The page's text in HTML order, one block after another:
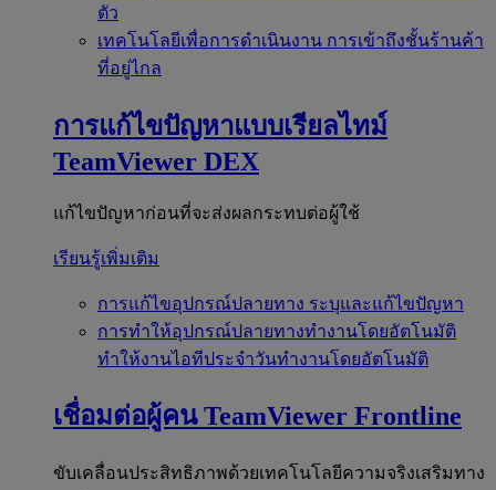
ตัว
เทคโนโลยีเพื่อการดำเนินงาน การเข้าถึงชั้นร้านค้า
ที่อยู่ไกล
การแก้ไขปัญหาแบบเรียลไทม์
TeamViewer DEX
แก้ไขปัญหาก่อนที่จะส่งผลกระทบต่อผู้ใช้
เรียนรู้เพิ่มเติม
การแก้ไขอุปกรณ์ปลายทาง ระบุและแก้ไขปัญหา
การทำให้อุปกรณ์ปลายทางทำงานโดยอัตโนมัติ
ทำให้งานไอทีประจำวันทำงานโดยอัตโนมัติ
เชื่อมต่อผู้คน TeamViewer Frontline
ขับเคลื่อนประสิทธิภาพด้วยเทคโนโลยีความจริงเสริมทาง